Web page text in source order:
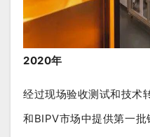
2020年
经过现场验收测试和技术
和BIPV市场中提供第一